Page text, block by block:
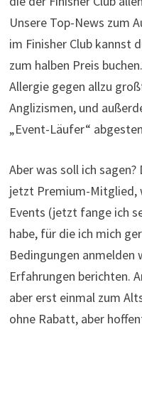
Unsere Top-News zum
im Finisher Club kannst
zum halben Preis
Allergie gegen allzu
Anglizismen, und
„Event-Läufer“
Aber was soll ich
jetzt Premium-Mitglied,
Events (jetzt fange ich
habe, für die ich mich
Bedingungen anmelden
Erfahrungen berichten.
aber erst einmal zum
ohne Rabatt, aber